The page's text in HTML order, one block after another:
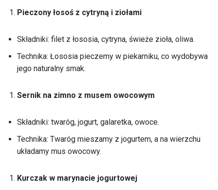
Pieczony łosoś z cytryną i ziołami
Składniki: filet z łososia, cytryna, świeże zioła, oliwa.
Technika: Łososia pieczemy w piekarniku, co wydobywa
jego naturalny smak.
Sernik na zimno z musem owocowym
Składniki: twaróg, jogurt, galaretka, owoce.
Technika: Twaróg mieszamy z jogurtem, a na wierzchu
układamy mus owocowy.
Kurczak w marynacie jogurtowej